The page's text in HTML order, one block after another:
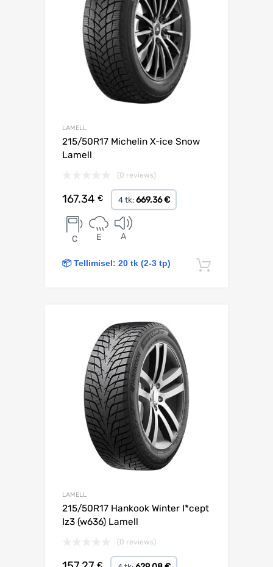
LAMELL
215/50R17 Michelin X-ice Snow
Lamell
(0 reviews)
167.34 € 4 tk: 669.36 €
C E A
📦 Tellimisel: 20 tk (2-3 tp)
LAMELL
215/50R17 Hankook Winter I*cept
Iz3 (w636) Lamell
(0 reviews)
€